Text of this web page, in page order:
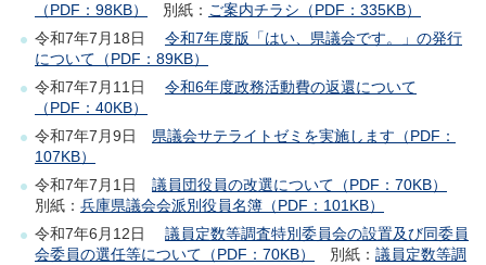
（PDF：98KB）
別紙： ご案内チラシ（PDF：335KB）
令和7年7月18日 令和7年度版「はい、県議会です。」の発行
について（PDF：89KB）
令和7年7月11日 令和6年度政務活動費の返還について
（PDF：40KB）
令和7年7月9日 県議会サテライトゼミを実施します（PDF：
107KB）
令和7年7月1日 議員団役員の改選について（PDF：70KB）
別紙： 兵庫県議会会派別役員名簿（PDF：101KB）
令和7年6月12日 議員定数等調査特別委員会の設置及び同委員
会委員の選任等について（PDF：70KB）
別紙： 議員定数等調